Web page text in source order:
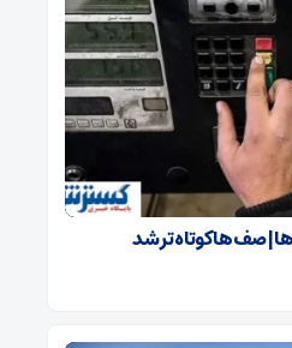
| صف‌ها کوتاه تر شد